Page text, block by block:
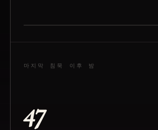
마지막 침묵 이후 밤
47